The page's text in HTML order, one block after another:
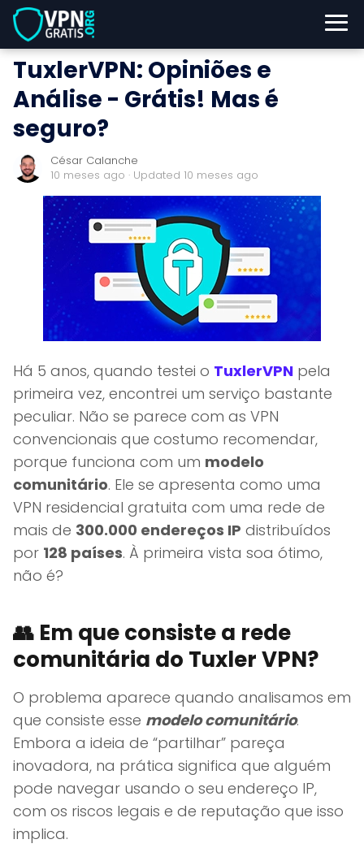
TuxlerVPN: Opiniões e
Análise - Grátis! Mas é
seguro?
César Calanche
10 meses ago · Updated 10 meses ago
Há 5 anos, quando testei o TuxlerVPN pela
primeira vez, encontrei um serviço bastante
peculiar. Não se parece com as VPN
convencionais que costumo recomendar,
porque funciona com um modelo
comunitário. Ele se apresenta como uma
VPN residencial gratuita com uma rede de
mais de 300.000 endereços IP distribuídos
por 128 países. À primeira vista soa ótimo,
não é?
👥 Em que consiste a rede
comunitária do Tuxler VPN?
O problema aparece quando analisamos em
que consiste esse modelo comunitário.
Embora a ideia de “partilhar” pareça
inovadora, na prática significa que alguém
pode navegar usando o seu endereço IP,
com os riscos legais e de reputação que isso
implica.